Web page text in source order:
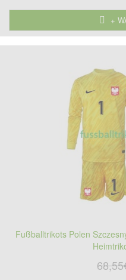
+
Fußballtrikots Polen